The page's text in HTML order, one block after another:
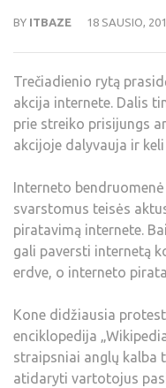
BY ITBAZE 18 SAUSIO,
Trečiadienio rytą
akcija internete. Dalis
prie streiko prisijungs
akcijoje dalyvauja ir
Interneto
svarstomus teisės
piratavimą internete.
gali paversti internetą
erdve, o interneto
Kone didžiausia
enciklopedija
straipsniai anglų kalba
atidaryti vartotojus